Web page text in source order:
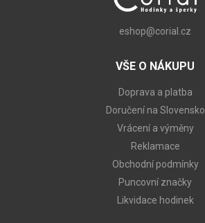
eshop@corial.cz
VŠE O NÁKUPU
Doprava a platba
Doručení na Slovensko
Vrácení a výměny
Reklamace
Obchodní podmínky
Puncovní značky
Likvidace hodinek